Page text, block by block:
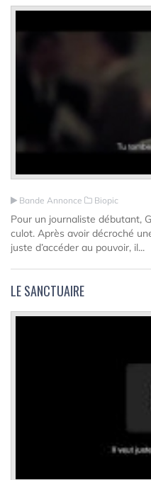
Bande Annonce Biopic
Pour un journaliste débutant,
culot. Après avoir décroché
juste d’accéder au pouvoir, il...
LE SANCTUAIRE